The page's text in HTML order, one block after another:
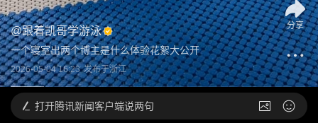
@跟着凯哥学游泳
一个寝室出两个博主是什么体验花絮大公开
2026-05-04 16:23 发布于浙江
分享
打开腾讯新闻客户端说两句